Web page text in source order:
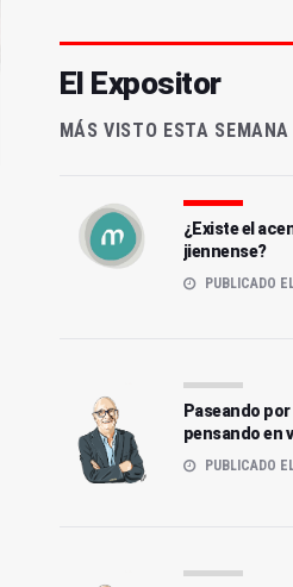
El Expositor
MÁS VISTO ESTA SEMANA
¿Existe el
jiennense?
PUBLICADO
Paseando
pensando en
PUBLICADO